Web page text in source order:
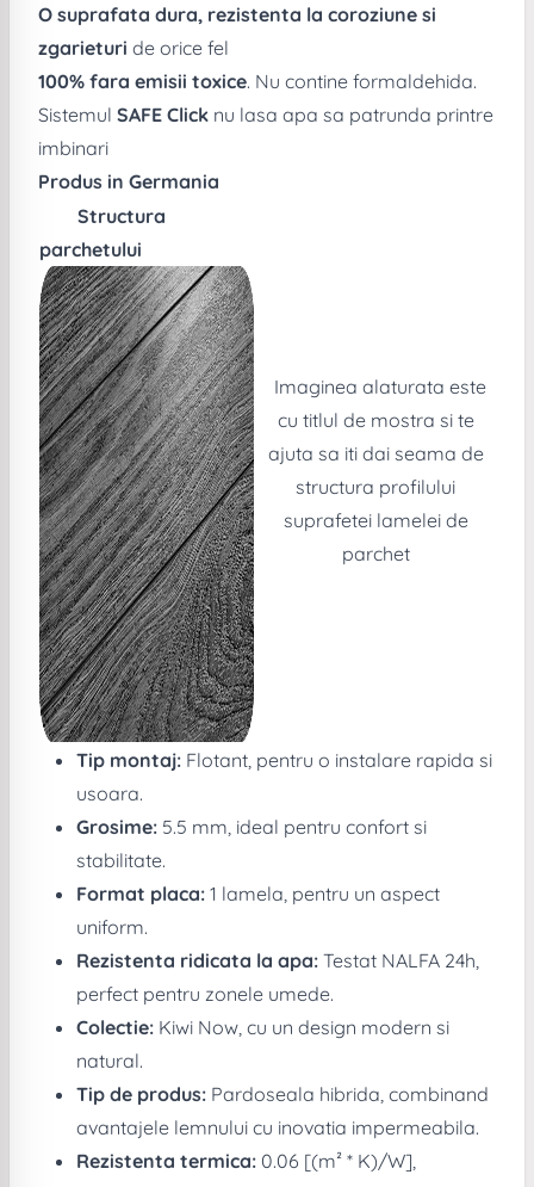
O suprafata dura, rezistenta la coroziune si
zgarieturi de orice fel
100% fara emisii toxice. Nu contine formaldehida.
Sistemul SAFE Click nu lasa apa sa patrunda printre
imbinari
Produs in Germania
Structura
parchetului
Imaginea alaturata este
cu titlul de mostra si te
ajuta sa iti dai seama de
structura profilului
suprafetei lamelei de
parchet
Tip montaj: Flotant, pentru o instalare rapida si
usoara.
Grosime: 5.5 mm, ideal pentru confort si
stabilitate.
Format placa: 1 lamela, pentru un aspect
uniform.
Rezistenta ridicata la apa: Testat NALFA 24h,
perfect pentru zonele umede.
Colectie: Kiwi Now, cu un design modern si
natural.
Tip de produs: Pardoseala hibrida, combinand
avantajele lemnului cu inovatia impermeabila.
Rezistenta termica: 0.06 [(m² * K)/W],